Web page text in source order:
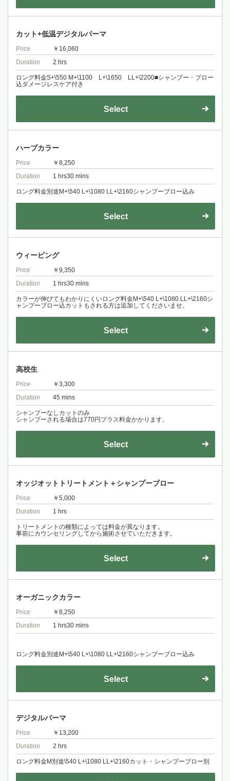
カット+低温デジタルパーマ
Price
￥16,060
Duration
2 hrs
ロング料金S+\550 M+\1100 L+\1650 LL+\2200■シャンプー・ブロー
込ダメージレスケア付き
Select
ハーブカラー
Price
￥8,250
Duration
1 hrs30 mins
ロング料金別途M+\540 L+\1080 LL+\2160シャンプーブロー込み
Select
ウィービング
Price
￥9,350
Duration
1 hrs30 mins
カラーが伸びてもわかりにくいロング料金M+\540 L+\1080 LL+\2160シ
ャンプーブロー込カットもされる方は追加してくださいませ。
Select
高校生
Price
￥3,300
Duration
45 mins
シャンプーなしカットのみ
シャンプーされる場合は770円プラス料金かかります。
Select
オッジオットトリートメント＋シャンプーブロー
Price
￥5,000
Duration
1 hrs
トリートメントの種類によっては料金が異なります。
事前にカウンセリングしてから施術させていただきます。
Select
オーガニックカラー
Price
￥8,250
Duration
1 hrs30 mins
ロング料金別途M+\540 L+\1080 LL+\2160シャンプーブロー込み
Select
デジタルパーマ
Price
￥13,200
Duration
2 hrs
ロング料金M別途\540 L+\1080 LL+\2160カット・シャンプーブロー別